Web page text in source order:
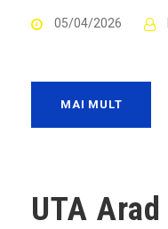
05/04/2026
MAI MULT
UTA